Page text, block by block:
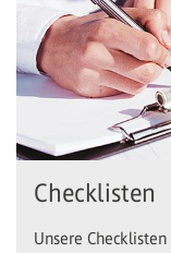
Checklisten
Unsere